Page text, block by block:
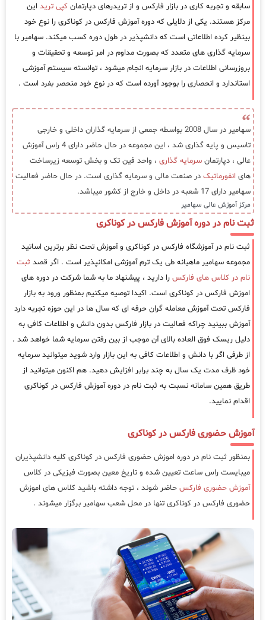
سابقه و تجربه کاری در بازار فارکس و از تریدرهای دپارتمان کپی ترید این
مرکز هستند. یکی از دلایلی که دوره آموزش فارکس در کوناکری را نوع خود
بینظیر کرده اطلاعاتی است که دانشپذیر در طول دوره کسب میکند. سهامیر با
سرمایه گذاری های متعدد که بصورت مداوم در امر توسعه و تحقیقات و
بروزرسانی اطلاعات در بازار سرمایه انجام میشود ، توانسته سیستم آموزشی
استاندارد و انحصاری را بوجود آورده است که در نوع خود منحصر بفرد است .
سهامیر در سال 2008 بواسطه جمعی از سرمایه گذاران داخلی و خارجی
تاسیس و پایه گذاری شد ، این مجموعه در حال حاضر دارای 4 راس آموزش
عالی ، دپارتمان سرمایه گذاری ، واحد فین تک و بخش توسعه زیرساخت
های انفورماتیک در صنعت مالی و سرمایه گذاری است. در حال حاضر فعالیت
سهامیر دارای 17 شعبه در داخل و خارج از کشور میباشد.
مرکز آموزش عالی سهامیر
ثبت نام در دوره آموزش فارکس در کوناکری
ثبت نام در آموزشگاه فارکس در کوناکری و آموزش تحت نظر برترین اساتید
مجموعه سهامیر ماهیانه طی یک ترم آموزشی امکانپذیر است . اگر قصد ثبت
نام در کلاس های فارکس را دارید ، پیشنهاد ما به شما شرکت در دوره های
اموزش فارکس در کوناکری است. اکیدا توصیه میکنیم بمنظور ورود به بازار
فارکس تحت آموزش معامله گران حرفه ای که سال ها در این حوزه تجربه دارد
آموزش ببینید چراکه فعالیت در بازار فارکس بدون دانش و اطلاعات کافی به
دلیل ریسک فوق العاده بالای آن موجب از بین رفتن سرمایه شما خواهد شد .
از طرفی اگر با دانش و اطلاعات کافی به این بازار وارد شوید میتوانید سرمایه
خود ظرف مدت یک سال به چند برابر افزایش دهید. هم اکنون میتوانید از
طریق همین سامانه نسبت به ثبت نام در دوره آموزش فارکس در کوناکری
اقدام نمایید.
آموزش حضوری فارکس در کوناکری
بمنظور ثبت نام در دوره اموزش حضوری فارکس در کوناکری کلیه دانشپذیران
میبایست راس ساعت تعیین شده و تاریخ معین بصورت فیزیکی در کلاس
آموزش حضوری فارکس حاضر شوند ، توجه داشته باشید کلاس های اموزش
حضوری فارکس در کوناکری تنها در محل شعب سهامیر برگزار میشوند .